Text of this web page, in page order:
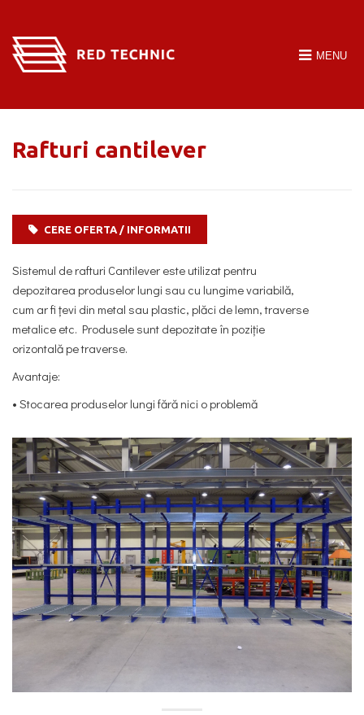
MENU
DESPRE NOI
DULAPURI METALICE
LUCRĂRI
CERERE OFERTA
CONTACT
Rafturi cantilever
CERE OFERTA / INFORMATII
Sistemul de rafturi Cantilever este utilizat pentru
depozitarea produselor lungi sau cu lungime variabilă,
cum ar fi țevi din metal sau plastic, plăci de lemn, traverse
metalice etc. Produsele sunt depozitate în poziție
orizontală pe traverse.
Avantaje:
• Stocarea produselor lungi fără nici o problemă